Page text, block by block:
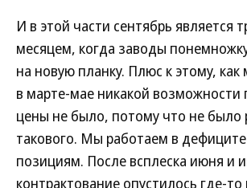
И в этой части сентябрь является
месяцем, когда заводы
на новую планку. Плюс к этому,
в марте-мае никакой возможности
цены не было, потому что не было
такового. Мы работаем в
позициям. После всплеска июня и
контрактование опустилось где-